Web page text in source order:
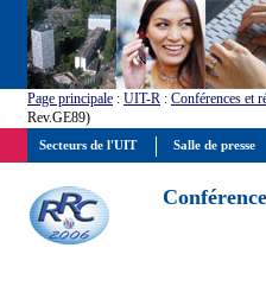
Page principale : UIT-R : Conférences et
Rev.GE89)
Secteurs de l'UIT Salle de presse